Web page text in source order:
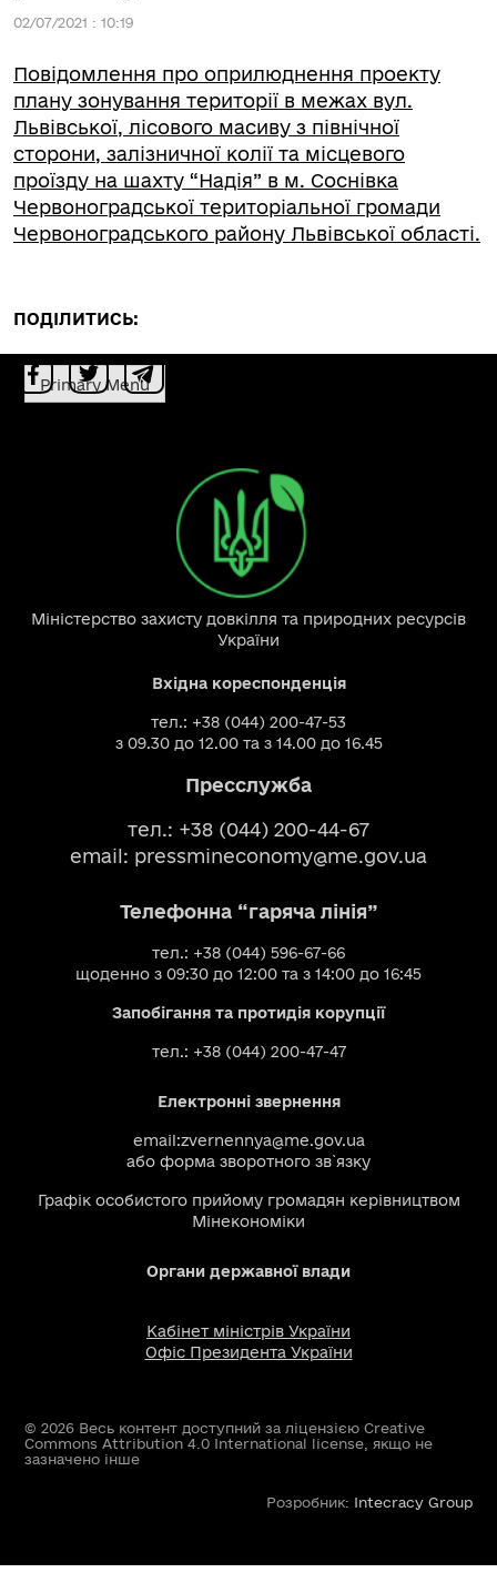
02/07/2021 : 10:19
Повідомлення про оприлюднення проекту
плану зонування території в межах вул.
Львівської, лісового масиву з північної
сторони, залізничної колії та місцевого
проїзду на шахту “Надія” в м. Соснівка
Червоноградської територіальної громади
Червоноградського району Львівської області.
ПОДІЛИТИСЬ:
Primary Menu
Міністерство захисту довкілля та природних ресурсів
України
Вхідна кореспонденція
тел.: +38 (044) 200-47-53
з 09.30 до 12.00 та з 14.00 до 16.45
Пресслужба
тел.: +38 (044) 200-44-67
email: pressmineconomy@me.gov.ua
Телефонна “гаряча лінія”
тел.: +38 (044) 596-67-66
щоденно з 09:30 до 12:00 та з 14:00 до 16:45
Запобігання та протидія корупції
тел.: +38 (044) 200-47-47
Електронні звернення
email:zvernennya@me.gov.ua
або форма зворотного зв`язку
Графік особистого прийому громадян керівництвом
Мінекономіки
Органи державної влади
Кабінет міністрів України
Офіс Президента України
© 2026 Весь контент доступний за ліцензією Creative
Commons Attribution 4.0 International license, якщо не
зазначено інше
Розробник: Intecracy Group